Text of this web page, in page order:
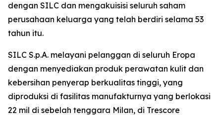
dengan SILC dan mengakuisisi seluruh saham
perusahaan keluarga yang telah berdiri selama 53
tahun itu.
SILC S.p.A. melayani pelanggan di seluruh Eropa
dengan menyediakan produk perawatan kulit dan
kebersihan penyerap berkualitas tinggi, yang
diproduksi di fasilitas manufakturnya yang berlokasi
22 mil di sebelah tenggara Milan, di Trescore